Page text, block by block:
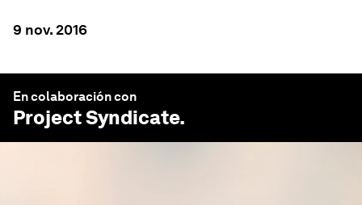
9 nov. 2016
En colaboración con
Project Syndicate.